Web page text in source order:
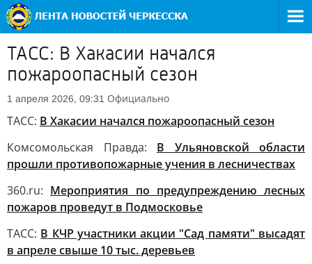
ТАСС: В Хакасии начался
пожароопасный сезон
1 апреля 2026, 09:31 Официально
ТАСС: В Хакасии начался пожароопасный сезон
Комсомольская Правда: В Ульяновской области
прошли противопожарные учения в лесничествах
360.ru: Мероприятия по предупреждению лесных
пожаров проведут в Подмосковье
ТАСС: В КЧР участники акции "Сад памяти" высадят
в апреле свыше 10 тыс. деревьев